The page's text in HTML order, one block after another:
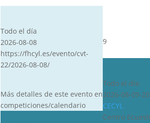
Todo el día
2026-08-08
https://fhcyl.es/evento/cvt-
22/2026-08-08/
Más detalles de este evento en
competiciones/calendario
9
Todo el día
2026-08-09-
CECYL
Centro